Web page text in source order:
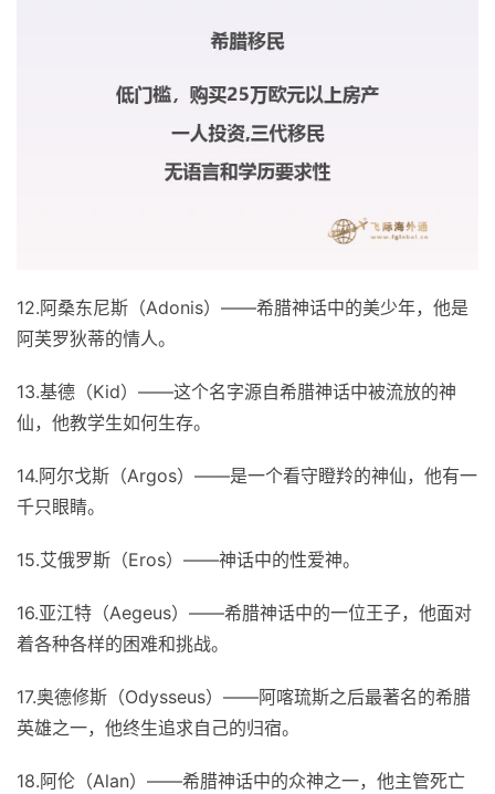
12.阿桑东尼斯（Adonis）——希腊神话中的美少年，他是
阿芙罗狄蒂的情人。
13.基德（Kid）——这个名字源自希腊神话中被流放的神
仙，他教学生如何生存。
14.阿尔戈斯（Argos）——是一个看守瞪羚的神仙，他有一
千只眼睛。
15.艾俄罗斯（Eros）——神话中的性爱神。
16.亚江特（Aegeus）——希腊神话中的一位王子，他面对
着各种各样的困难和挑战。
17.奥德修斯（Odysseus）——阿喀琉斯之后最著名的希腊
英雄之一，他终生追求自己的归宿。
18.阿伦（Alan）——希腊神话中的众神之一，他主管死亡